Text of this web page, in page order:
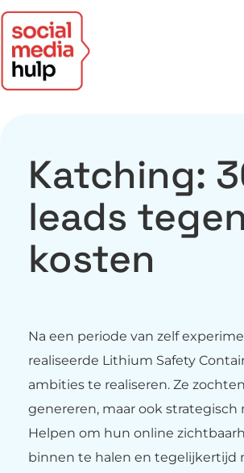
Katching:
leads
kosten
Na een periode van zelf
realiseerde Lithium Safety
ambities te realiseren. Ze
genereren, maar ook
Helpen om hun online
binnen te halen en tegelijkertijd